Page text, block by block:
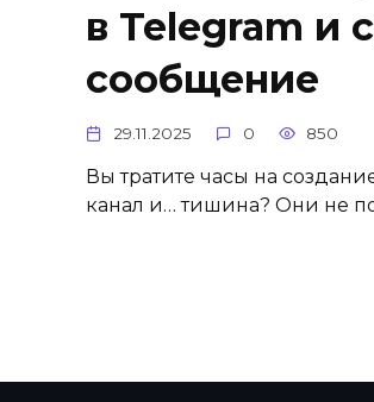
в Telegram и
сообщение
29.11.2025 0 850
Вы тратите часы на
канал и… тишина? Они не